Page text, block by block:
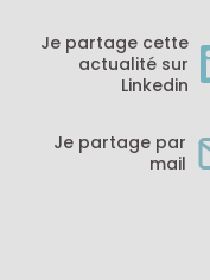
Je partage cette
actualité sur
Linkedin
Je partage par
mail